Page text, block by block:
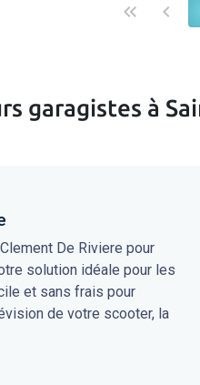
keyboard_double_arrow_left keyboard_arrow_left
garagistes à
De Riviere pour
solution idéale pour les
et sans frais pour
de votre scooter, la